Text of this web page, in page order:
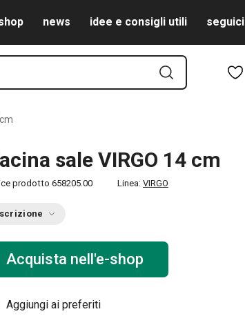
news idee e consigli utili seguici
sale VIRGO 14 cm
prodotto 658205.00 Linea: VIRGO
Acquista nell'e-shop
Aggiungi ai preferiti